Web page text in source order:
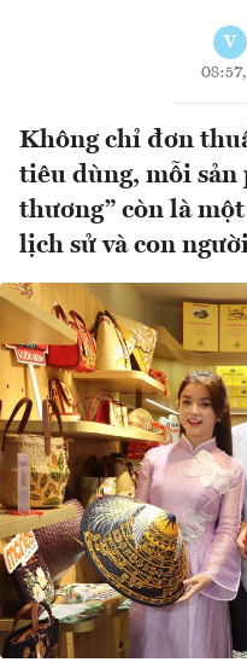
V
Không chỉ đơn
tiêu dùng, mỗi sản
thương” còn là một
lịch sử và con